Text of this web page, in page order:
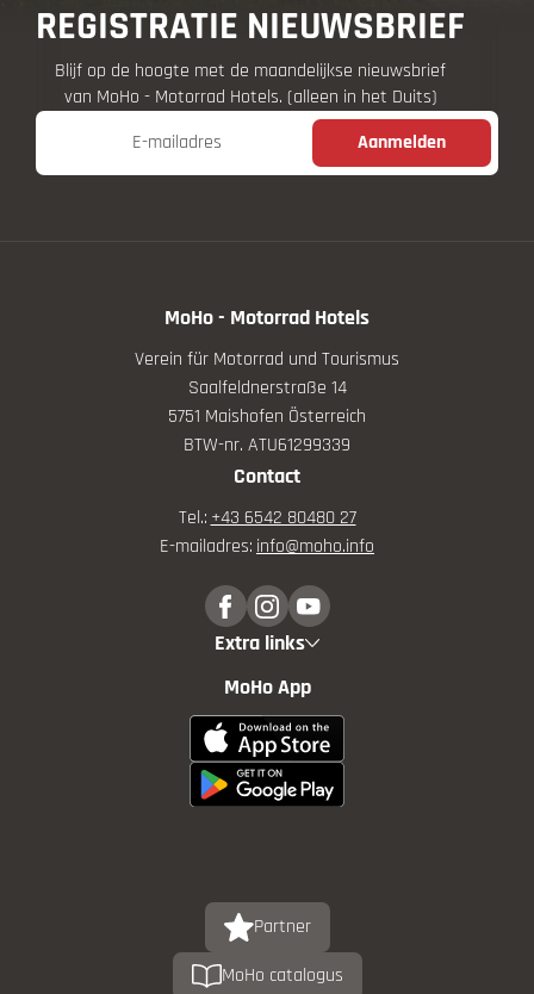
REGISTRATIE NIEUWSBRIEF
Blijf op de hoogte met de maandelijkse nieuwsbrief
van MoHo - Motorrad Hotels. (alleen in het Duits)
E-mailadres
Aanmelden
MoHo - Motorrad Hotels
Verein für Motorrad und Tourismus
Saalfeldnerstraße 14
5751 Maishofen Österreich
BTW-nr. ATU61299339
Contact
Tel.: +43 6542 80480 27
E-mailadres: info@moho.info
Extra links
MoHo App
Partner
MoHo catalogus